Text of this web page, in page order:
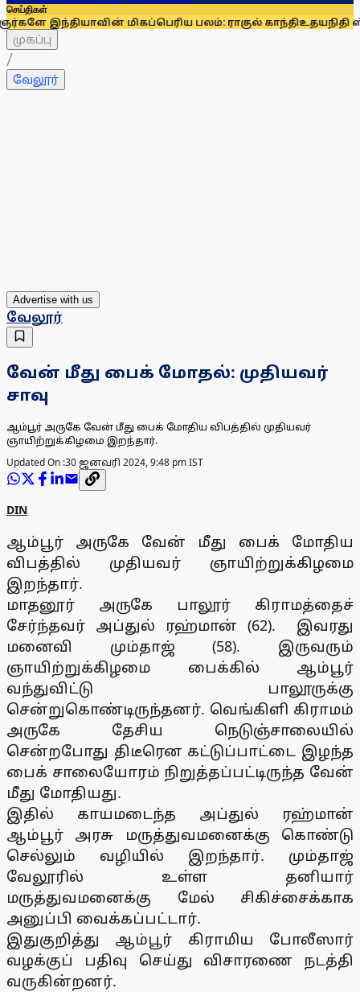
செய்திகள்
மிகப்பெரிய பலம்: ராகுல் காந்திஉதயநிதி ஸ்டாலினைச்
முகப்பு
/
வேலூர்
Advertise with us
வேலூர்
வேன் மீது பைக் மோதல்: முதியவர்
சாவு
ஆம்பூர் அருகே வேன் மீது பைக் மோதிய விபத்தில் முதியவர்
ஞாயிற்றுக்கிழமை இறந்தார்.
Updated On :30 ஜனவரி 2024, 9:48 pm IST
DIN
ஆம்பூர் அருகே வேன் மீது பைக் மோதிய
விபத்தில் முதியவர் ஞாயிற்றுக்கிழமை
இறந்தார்.
மாதனூர் அருகே பாலூர் கிராமத்தைச்
சேர்ந்தவர் அப்துல் ரஹ்மான் (62). இவரது
மனைவி மும்தாஜ் (58). இருவரும்
ஞாயிற்றுக்கிழமை பைக்கில் ஆம்பூர்
வந்துவிட்டு பாலூருக்கு
சென்றுகொண்டிருந்தனர். வெங்கிளி கிராமம்
அருகே தேசிய நெடுஞ்சாலையில்
சென்றபோது திடீரென கட்டுப்பாட்டை இழந்த
பைக் சாலையோரம் நிறுத்தப்பட்டிருந்த வேன்
மீது மோதியது.
இதில் காயமடைந்த அப்துல் ரஹ்மான்
ஆம்பூர் அரசு மருத்துவமனைக்கு கொண்டு
செல்லும் வழியில் இறந்தார். மும்தாஜ்
வேலூரில் உள்ள தனியார்
மருத்துவமனைக்கு மேல் சிகிச்சைக்காக
அனுப்பி வைக்கப்பட்டார்.
இதுகுறித்து ஆம்பூர் கிராமிய போலீஸார்
வழக்குப் பதிவு செய்து விசாரணை நடத்தி
வருகின்றனர்.